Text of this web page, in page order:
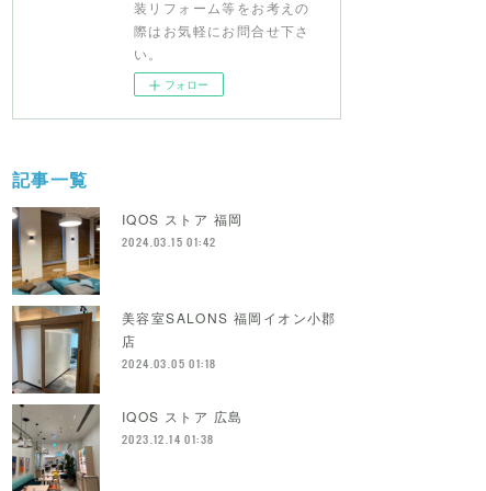
装リフォーム等をお考えの
際はお気軽にお問合せ下さ
い。
フォロー
記事一覧
IQOS ストア 福岡
2024.03.15 01:42
美容室SALONS 福岡イオン小郡
店
2024.03.05 01:18
IQOS ストア 広島
2023.12.14 01:38